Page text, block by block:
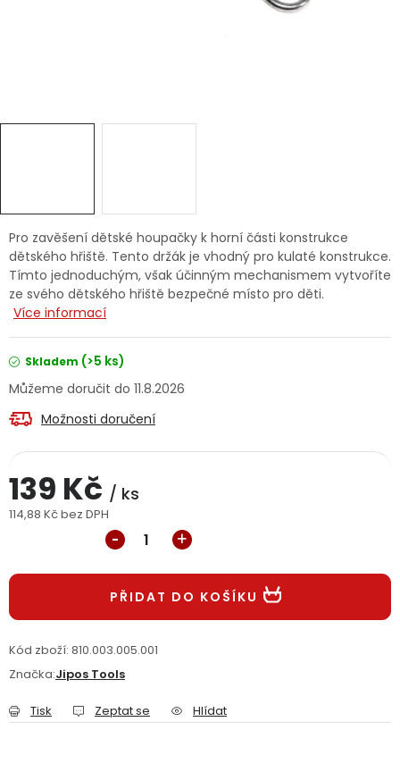
Značky
Jaký je aktuální stav mé objednávky?
Velkoobchodní spolupráce (B2B)
Servis nářadí Hodnocení obchodu
Doprava a platba
PODPORA
Odstoupení ve lhůtě 14 dní
Podmínky ochrany osobních údajů
Pro zavěšení dětské houpačky k horní části konstrukce
dětského hřiště. Tento držák je vhodný pro kulaté konstrukce.
Tímto jednoduchým, však účinným mechanismem vytvoříte
ze svého dětského hřiště bezpečné místo pro děti.
Více informací
Skladem (>5 ks)
11.8.2026
Možnosti doručení
139 Kč / ks
114,88 Kč bez DPH
PŘIDAT DO KOŠÍKU
Kód zboží: 810.003.005.001
Značka:Jipos Tools
Tisk Zeptat se Hlídat